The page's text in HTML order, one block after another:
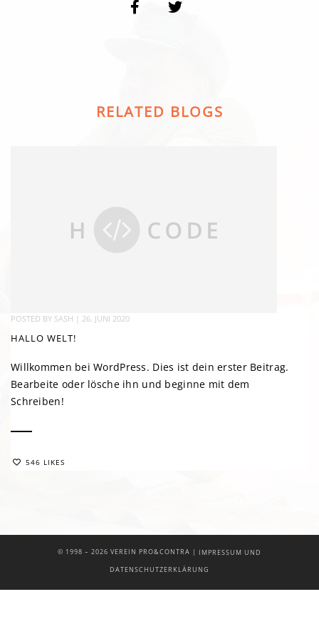
RELATED BLOGS
POSTED BY SASH 26. JUNI 2020
HALLO WELT!
Willkommen bei WordPress. Dies ist dein erster Beitrag.
Bearbeite oder lösche ihn und beginne mit dem
Schreiben!
546 LIKES
© 1998 – 2026 VEREIN PRO&CONTRA | IMPRESSUM UND
DATENSCHUTZERKLÄRUNG